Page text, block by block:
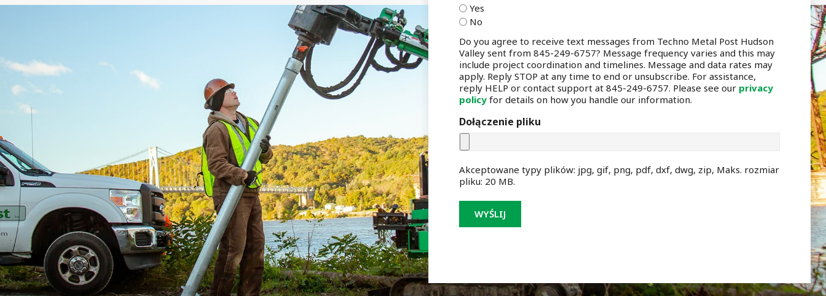
Yes
No
Do you agree to receive text messages from Techno Metal Post Hudson
Valley sent from 845-249-6757? Message frequency varies and this may
include project coordination and timelines. Message and data rates may
apply. Reply STOP at any time to end or unsubscribe. For assistance,
reply HELP or contact support at 845-249-6757. Please see our privacy
policy for details on how you handle our information.
Dołączenie pliku
Akceptowane typy plików: jpg, gif, png, pdf, dxf, dwg, zip, Maks. rozmiar
pliku: 20 MB.